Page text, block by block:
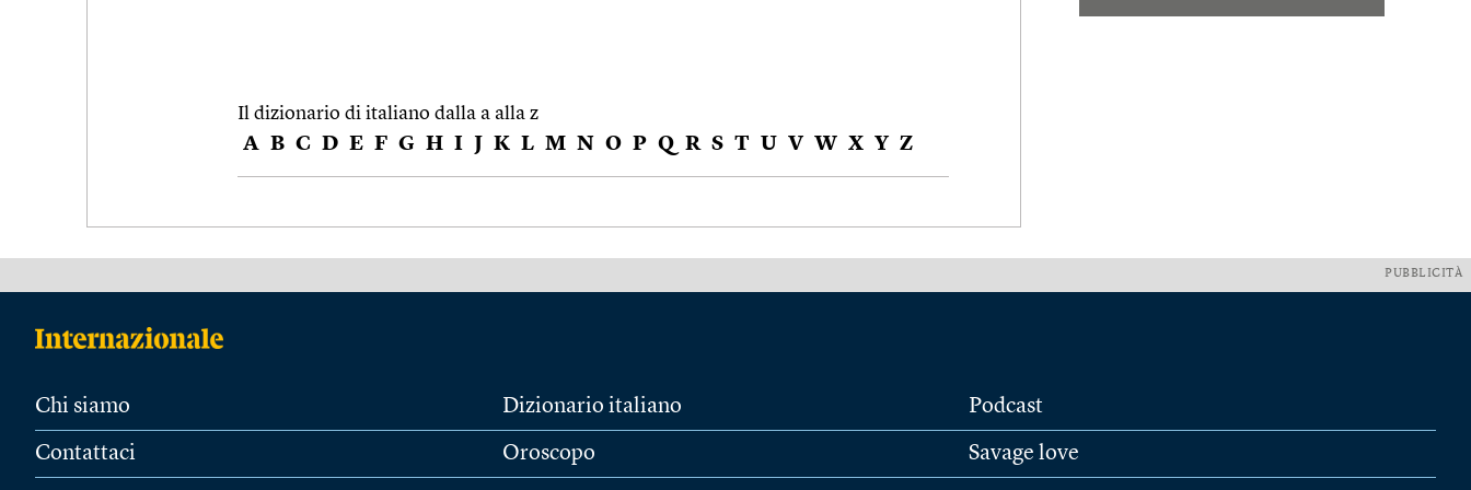
Il dizionario di italiano dalla a alla z
A B C D E F G H I J K L M N O P Q R S T U V W X Y Z
PUBBLICITÀ
Chi siamo
Contattaci
Dizionario italiano
Oroscopo
Podcast
Savage love